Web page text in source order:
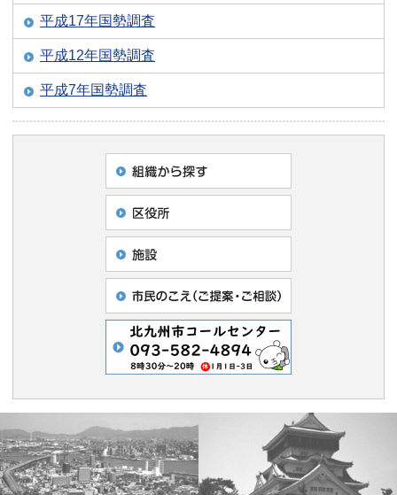
平成17年国勢調査
平成12年国勢調査
平成7年国勢調査